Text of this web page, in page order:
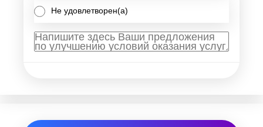
Не удовлетворен(а)